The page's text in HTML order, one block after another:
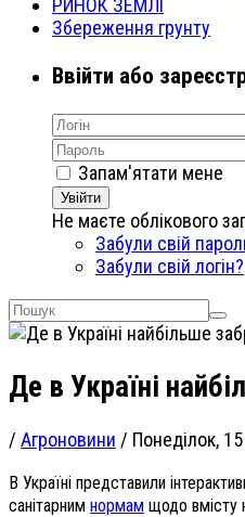
РИНОК ЗЕМЛІ
Збереження грунту
Ввійти або
Запам'ятати мене
Увійти
Не маєте облікового
Забули свій
Забули свій логін?
Де в Україні
/ Агроновини / Понеділок,
В Україні представили
санітарним нормам щодо вмісту